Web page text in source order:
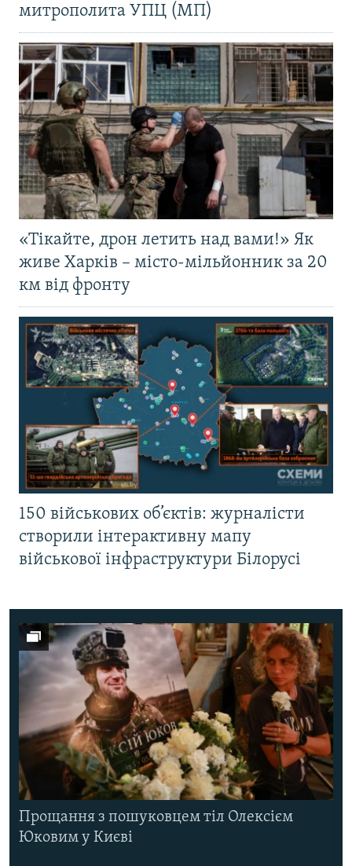
митрополита УПЦ (МП)
«Тікайте, дрон летить над вами!» Як
живе Харків – місто-мільйонник за 20
км від фронту
150 військових об’єктів: журналісти
створили інтерактивну мапу
військової інфраструктури Білорусі
Прощання з пошуковцем тіл Олексієм
Юковим у Києві